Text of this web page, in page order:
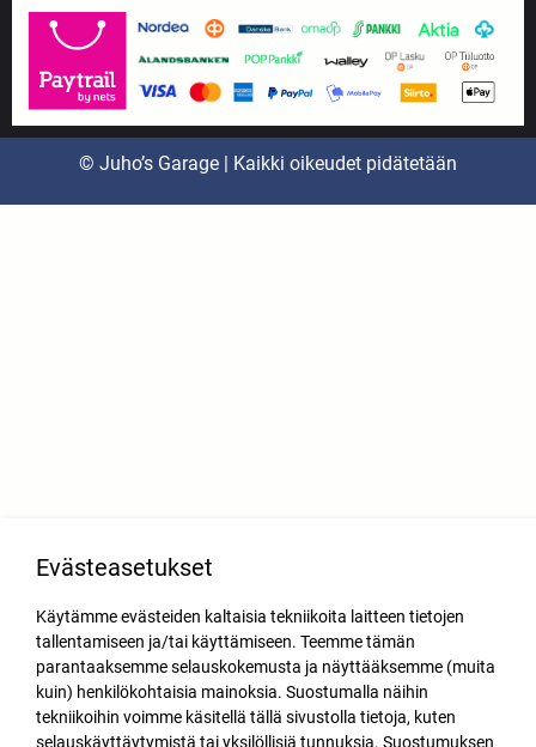
© Juho’s Garage | Kaikki oikeudet pidätetään
Evästeasetukset
Käytämme evästeiden kaltaisia tekniikoita laitteen tietojen
tallentamiseen ja/tai käyttämiseen. Teemme tämän
parantaaksemme selauskokemusta ja näyttääksemme (muita
kuin) henkilökohtaisia mainoksia. Suostumalla näihin
tekniikoihin voimme käsitellä tällä sivustolla tietoja, kuten
selauskäyttäytymistä tai yksilöllisiä tunnuksia. Suostumuksen